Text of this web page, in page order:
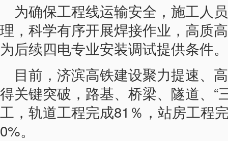
为确保工程线运输安全，施工人
理，科学有序开展焊接作业，高质
为后续四电专业安装调试提供条件。
目前，济滨高铁建设聚力提速、
得关键突破，路基、桥梁、隧道、“
工，轨道工程完成81％，站房工程
0%。